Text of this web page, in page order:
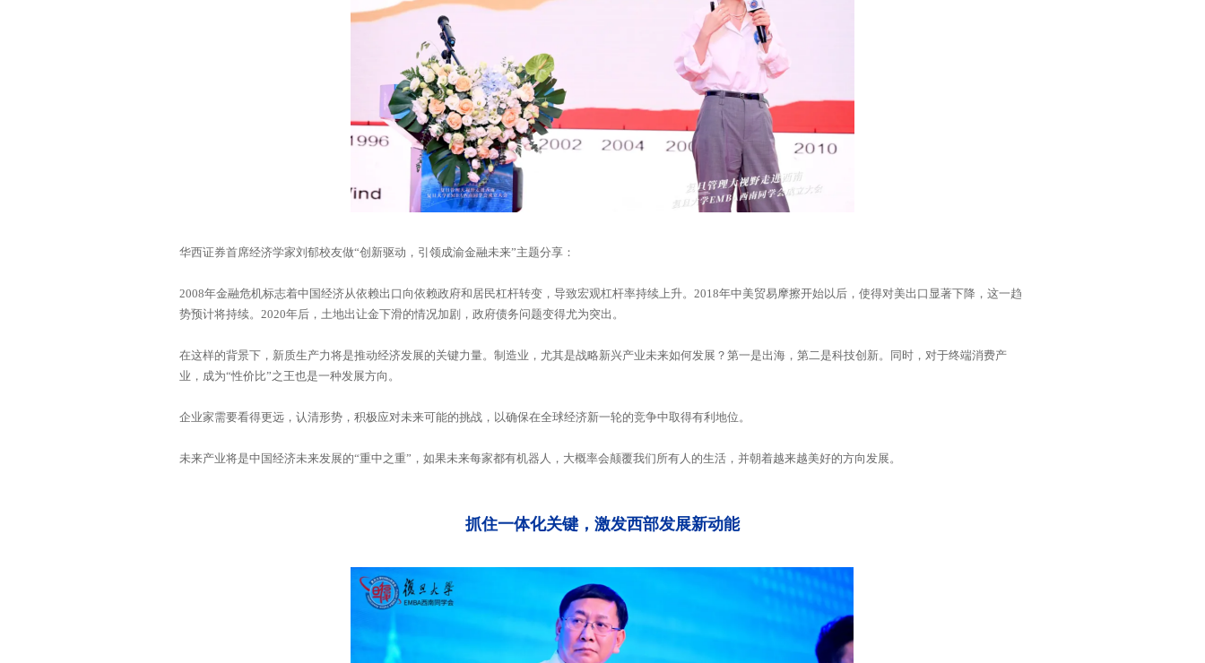
华西证券首席经济学家刘郁校友做“创新驱动，引领成渝金融未来”主题分享：
势预计将持续。2020年后，土地出让金下滑的情况加剧，政府债务问题变得尤为突出。
业，成为“性价比”之王也是一种发展方向。
企业家需要看得更远，认清形势，积极应对未来可能的挑战，以确保在全球经济新一轮的竞争中取得有利地位。
未来产业将是中国经济未来发展的“重中之重”，如果未来每家都有机器人，大概率会颠覆我们所有人的生活，并朝着越来越美好的方向发展。
抓住一体化关键，激发西部发展新动能